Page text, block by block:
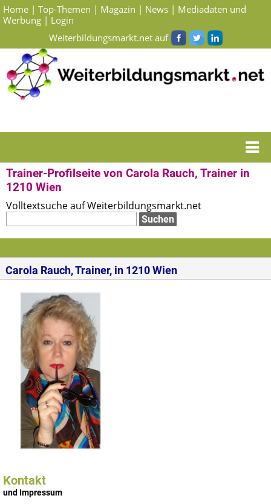
Home | Top-Themen | Magazin | News | Mediadaten und
Werbung | Login
Weiterbildungsmarkt.net auf
Trainer-Profilseite von Carola Rauch, Trainer in
1210 Wien
Volltextsuche auf Weiterbildungsmarkt.net
Carola Rauch, Trainer, in 1210 Wien
Kontakt
und Impressum